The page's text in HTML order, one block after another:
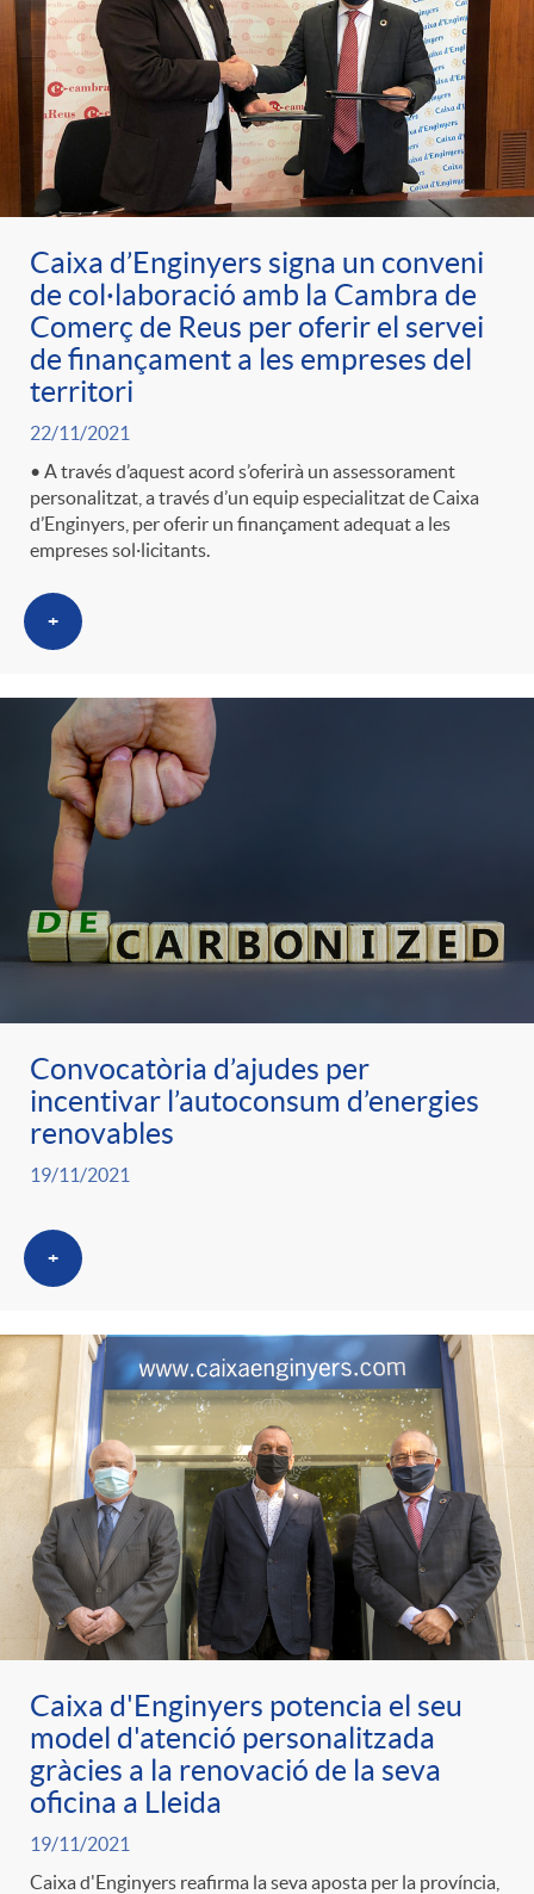
Caixa d’Enginyers signa un conveni
de col·laboració amb la Cambra de
Comerç de Reus per oferir el servei
de finançament a les empreses del
territori
22/11/2021
• A través d’aquest acord s’oferirà un assessorament
personalitzat, a través d’un equip especialitzat de Caixa
d’Enginyers, per oferir un finançament adequat a les
empreses sol·licitants.
+
Convocatòria d’ajudes per
incentivar l’autoconsum d’energies
renovables
19/11/2021
+
Caixa d'Enginyers potencia el seu
model d'atenció personalitzada
gràcies a la renovació de la seva
oficina a Lleida
19/11/2021
Caixa d'Enginyers reafirma la seva aposta per la província,